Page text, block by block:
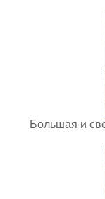
Большая и